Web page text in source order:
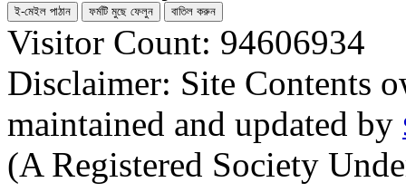
Visitor Count: 94606934
Disclaimer: Site Contents
maintained and updated by
(A Registered Society